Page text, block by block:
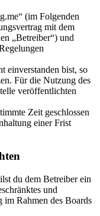
(im Folgenden
mit dem
„Betreiber“) und
einverstanden bist, so
Für die Nutzung des
veröffentlichten
Zeit geschlossen
einer Frist
du dem Betreiber ein
und
im Rahmen des Boards